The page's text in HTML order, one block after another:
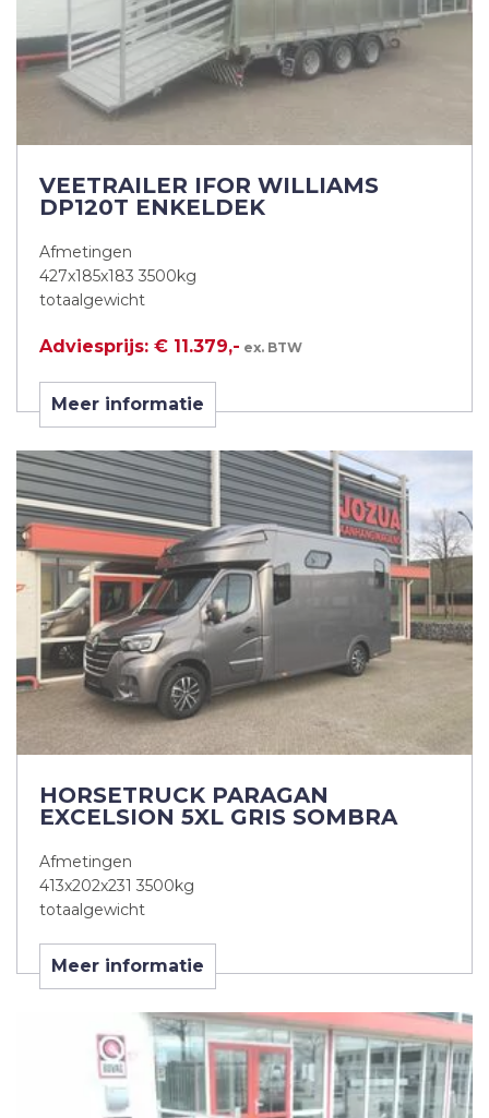
VEETRAILER IFOR WILLIAMS
DP120T ENKELDEK
Afmetingen
427x185x183 3500kg
totaalgewicht
Adviesprijs: € 11.379,- ex. BTW
Meer informatie
HORSETRUCK PARAGAN
EXCELSION 5XL GRIS SOMBRA
Afmetingen
413x202x231 3500kg
totaalgewicht
Meer informatie